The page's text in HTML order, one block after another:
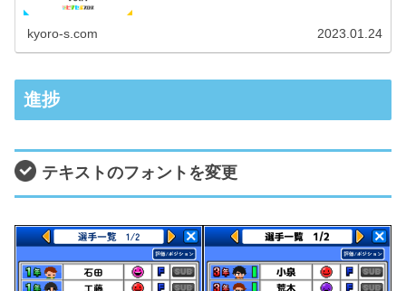
kyoro-s.com 2023.01.24
進捗
テキストのフォントを変更